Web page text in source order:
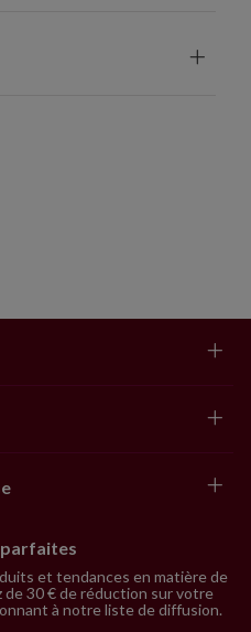
et tendances en matière de
30 € de réduction sur votre
à notre liste de diffusion.